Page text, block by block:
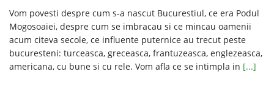
Vom povesti despre cum s-a nascut Bucurestiul, ce era Podul
Mogosoaiei, despre cum se imbracau si ce mincau oamenii
acum citeva secole, ce influente puternice au trecut peste
bucuresteni: turceasca, greceasca, frantuzeasca, englezeasca,
americana, cu bune si cu rele. Vom afla ce se intimpla in [...]